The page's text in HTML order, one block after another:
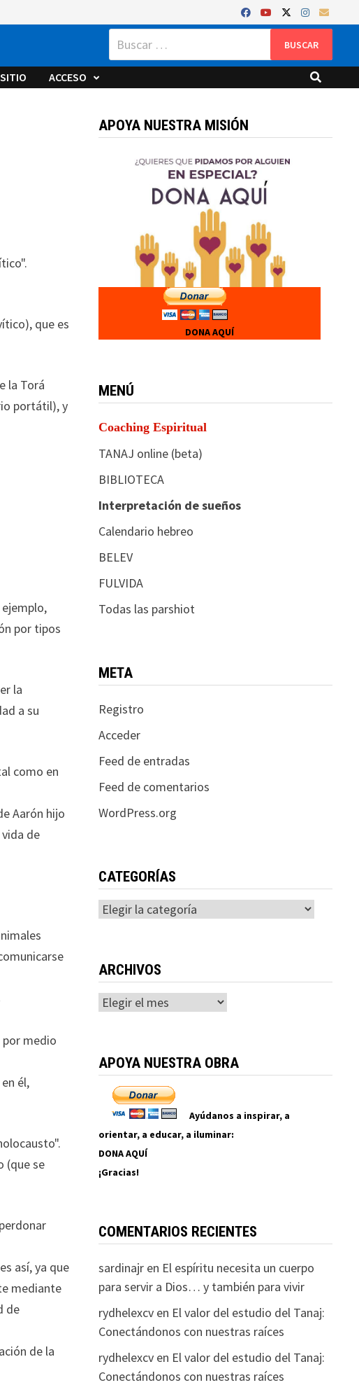
Buscar:
ACCESO
que es
la Torá
portátil), y
por tipos
la
a su
como en
Aarón hijo
de
medio
él,
(que se
así, ya que
mediante
de
de la
APOYA NUESTRA MISIÓN
DONA AQUÍ
MENÚ
Coaching Espiritual
TANAJ online (beta)
BIBLIOTECA
Interpretación de sueños
Calendario hebreo
BELEV
FULVIDA
Todas las parshiot
META
Registro
Acceder
Feed de entradas
Feed de comentarios
WordPress.org
CATEGORÍAS
Categorías
ARCHIVOS
Archivos
APOYA NUESTRA OBRA
Ayúdanos a inspirar, a
orientar, a educar, a iluminar:
DONA AQUÍ
¡Gracias!
COMENTARIOS RECIENTES
sardinajren El espíritu necesita un cuerpo
para servir a Dios… y también para vivir
rydhelexcven El valor del estudio del Tanaj:
Conectándonos con nuestras raíces
rydhelexcven El valor del estudio del Tanaj:
Conectándonos con nuestras raíces